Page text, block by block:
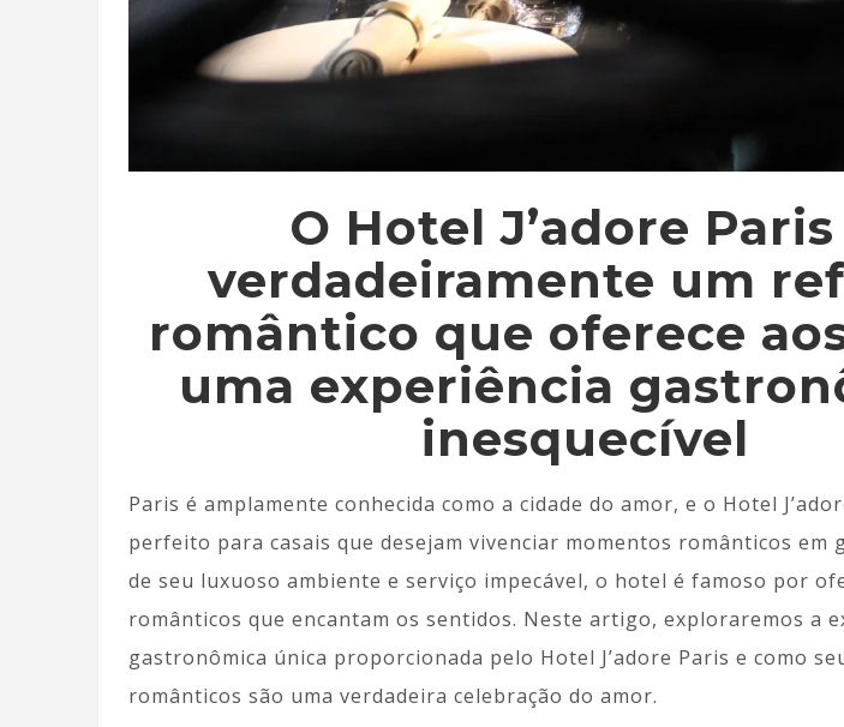
O Hotel J’adore Paris
verdadeiramente um
romântico que oferece
uma experiência
inesquecível
Paris é amplamente conhecida como a cidade do amor, e o Hotel
perfeito para casais que desejam vivenciar momentos românticos em
de seu luxuoso ambiente e serviço impecável, o hotel é famoso por
românticos que encantam os sentidos. Neste artigo, exploraremos a
gastronômica única proporcionada pelo Hotel J’adore Paris e como
românticos são uma verdadeira celebração do amor.